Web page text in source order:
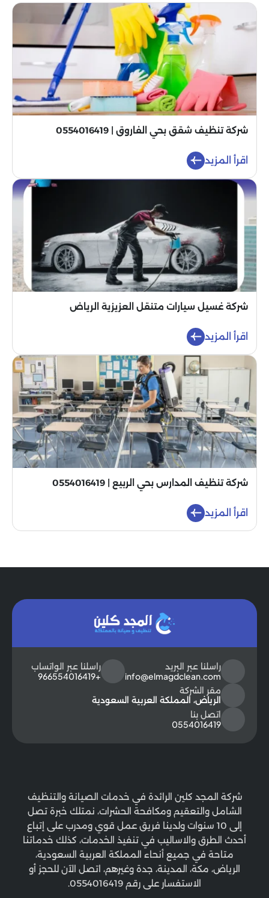
شركة تنظيف شقق بحي الفاروق | 0554016419
اقرأ المزيد
شركة غسيل سيارات متنقل العزيزية الرياض
اقرأ المزيد
شركة تنظيف المدارس بحي الربيع | 0554016419
اقرأ المزيد
راسلنا عبر البريد
info@elmagdclean.com
راسلنا عبر الواتساب
+966554016419
مقر الشركة
الرياض، المملكة العربية السعودية
اتصل بنا
0554016419
شركة المجد كلين الرائدة في خدمات الصيانة والتنظيف
الشامل والتعقيم ومكافحة الحشرات، نمتلك خبرة تصل
إلى 10 سنوات ولدينا فريق عمل قوي ومدرب على إتباع
أحدث الطرق والاساليب في تنفيذ الخدمات، كذلك خدماتنا
متاحة في جميع أنحاء المملكة العربية السعودية،
الرياض، مكة، المدينة، جدة وغيرهم، اتصل الآن للحجز أو
الاستفسار على رقم 0554016419.